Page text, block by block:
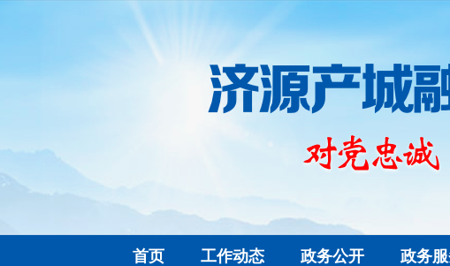
首页 工作动态 政务公开 政务